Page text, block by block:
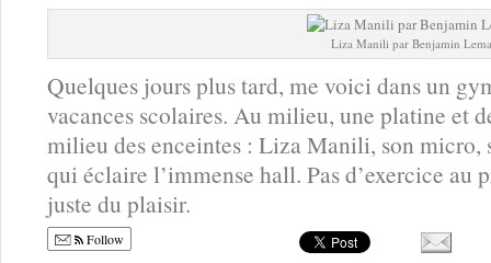
Liza Manili par Benjamin
Quelques jours plus tard, me voici dans un
vacances scolaires. Au milieu, une platine et
milieu des enceintes : Liza Manili, son micro,
qui éclaire l’immense hall. Pas d’exercice au
juste du plaisir.
Follow